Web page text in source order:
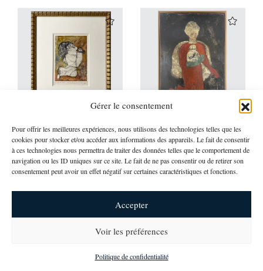
Gérer le consentement
Pour offrir les meilleures expériences, nous utilisons des technologies telles que les
cookies pour stocker et/ou accéder aux informations des appareils. Le fait de consentir
à ces technologies nous permettra de traiter des données telles que le comportement de
navigation ou les ID uniques sur ce site. Le fait de ne pas consentir ou de retirer son
consentement peut avoir un effet négatif sur certaines caractéristiques et fonctions.
Accepter
Voir les préférences
Politique de confidentialité
Corinne Tichadou
MON CHANT D’AMOUR
H 31 cm L 26 cm P 2 cm
680,00€
Corinne Tichadou
LA FIGURE ROUGE
H 125 cm L 85 cm P 3 cm
Disponibilité et prix sur